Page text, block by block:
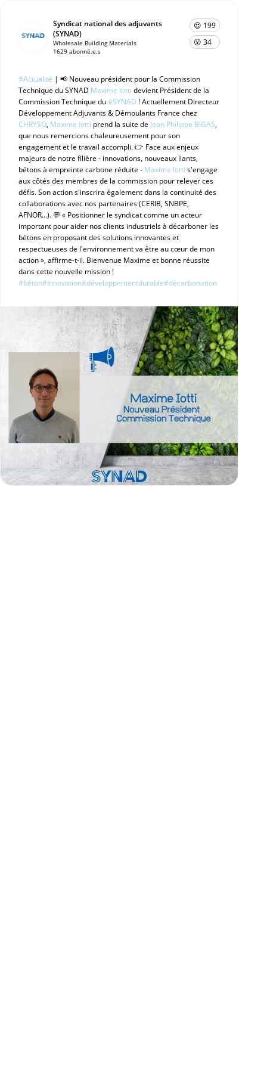
Syndicat national des adjuvants
(SYNAD)
Wholesale Building Materials
1629 abonné.e.s
😍 199
😮 34
#Actualité | 📢 Nouveau président pour la Commission
Technique du SYNAD Maxime Iotti devient Président de la
Commission Technique du#SYNAD ! Actuellement Directeur
Développement Adjuvants & Démoulants France chez
CHRYSO, Maxime Iotti prend la suite de Jean Philippe BIGAS,
que nous remercions chaleureusement pour son
engagement et le travail accompli. 👉 Face aux enjeux
majeurs de notre filière - innovations, nouveaux liants,
bétons à empreinte carbone réduite - Maxime Iotti s'engage
aux côtés des membres de la commission pour relever ces
défis. Son action s'inscrira également dans la continuité des
collaborations avec nos partenaires (CERIB, SNBPE,
AFNOR...). 💬 « Positionner le syndicat comme un acteur
important pour aider nos clients industriels à décarboner les
bétons en proposant des solutions innovantes et
respectueuses de l'environnement va être au cœur de mon
action », affirme-t-il. Bienvenue Maxime et bonne réussite
dans cette nouvelle mission !
#béton#innovation#développementdurable#décarbonation